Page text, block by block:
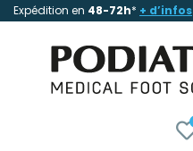
Expédition en 48-72h* + d’infos